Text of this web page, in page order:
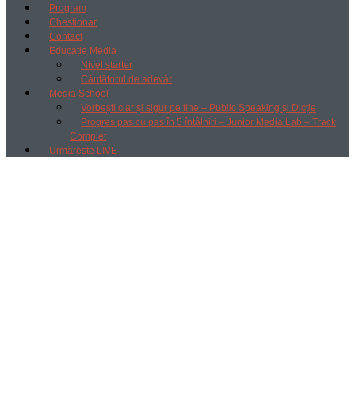
Program
Chestionar
Contact
Educație Media
Nivel starter
Căutătorul de adevăr
Media School
Vorbești clar și sigur pe tine – Public Speaking și Dicție
Progres pas cu pas în 5 întâlniri – Junior Media Lab – Track
Complet
Urmărește LIVE